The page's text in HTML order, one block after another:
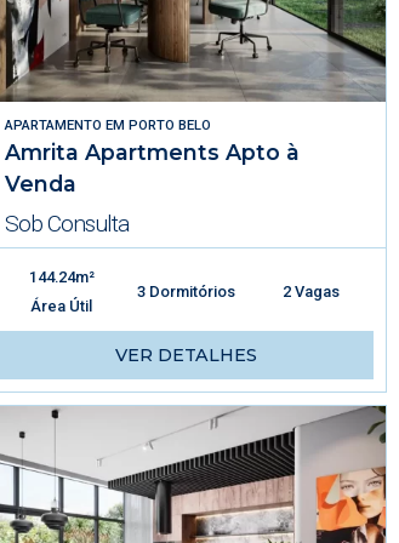
APARTAMENTO EMPORTO BELO
Amrita Apartments Apto à
Venda
Sob Consulta
144.24m²
Área Útil
3 Dormitórios 2 Vagas
VER DETALHES